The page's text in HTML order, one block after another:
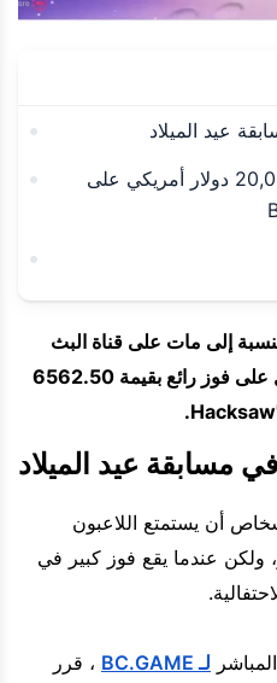
عيد الميلاد
احصل على ما يصل إلى 20,000 دولار أمريكي على
إلى مات على قناة البث
المباشر BC.GAME حيث حصل على فوز رائع بقيمة 6562.50
مسابقة عيد الميلاد
أن يستمتع اللاعبون
ولكن عندما يقع فوز كبير في
لـ BC.GAME
، قرر